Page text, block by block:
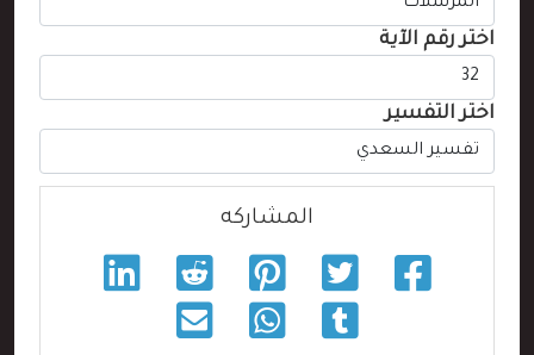
اختر رقم الآية
اختر التفسير
المشاركه